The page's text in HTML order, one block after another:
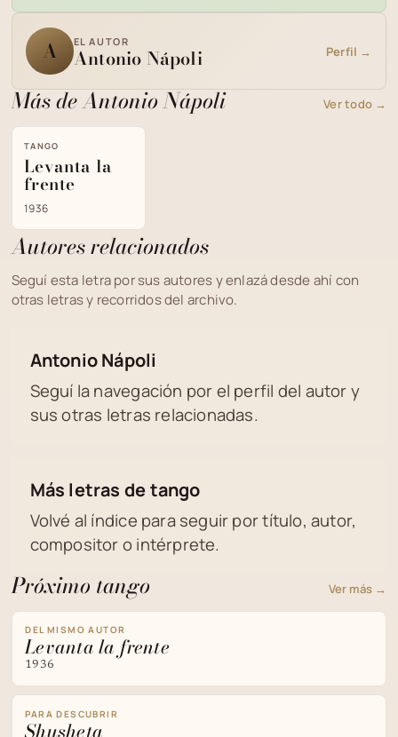
A EL AUTOR
Antonio Nápoli Perfil →
Más de Antonio Nápoli Ver todo →
TANGO
Levanta la
frente
1936
Autores relacionados
Seguí esta letra por sus autores y enlazá desde ahí con
otras letras y recorridos del archivo.
Antonio Nápoli
Seguí la navegación por el perfil del autor y
sus otras letras relacionadas.
Más letras de tango
Volvé al índice para seguir por título, autor,
compositor o intérprete.
Próximo tango Ver más →
DEL MISMO AUTOR
Levanta la frente
1936
PARA DESCUBRIR
Shusheta